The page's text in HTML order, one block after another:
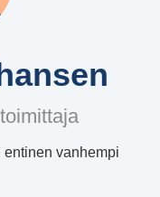
vanhempi